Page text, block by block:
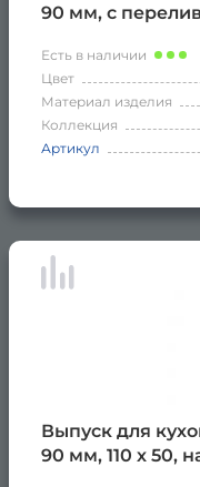
90 мм, с
Есть в наличии
Цвет
Материал изделия
Коллекция
Артикул
Выпуск для
90 мм, 110 х 50,